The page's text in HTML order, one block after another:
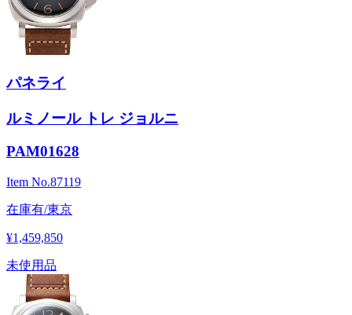
パネライ
ルミノール トレ ジョルニ
PAM01628
Item No.87119
在庫有/東京
¥1,459,850
未使用品